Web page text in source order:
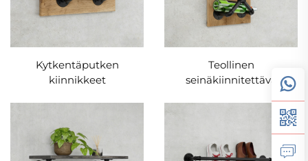
Kytkentäputken
kiinnikkeet
Teollinen
seinäkiinnitettävä